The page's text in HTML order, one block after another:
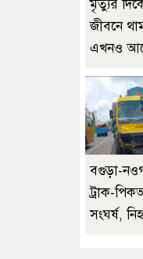
মৃত্যুর
জীবনে
এখনও
বগুড়া-
ট্রাক-
সংঘর্ষ,